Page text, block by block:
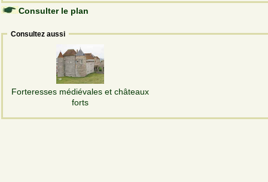
Consulter le plan
Consultez aussi
Forteresses médiévales et châteaux
forts